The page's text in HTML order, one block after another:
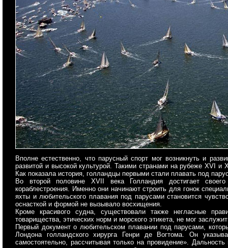
Вполне естественно, что парусный спорт мог возникнуть и
развитой и высокой культурой. Такими странами на рубеже XVI
Как показала история, голландцы первыми стали плавать под
Во второй половине XVII века Голландия достигает
кораблестроения. Именно они начинают строить для гонок
яхты и любительского плавания под парусами становится
оснасткой и формой не вызывало восхищения.
Кроме красивого судна, существовали также негласные
товарищества, этических норм и морского этикета, не мог
Первый документ о любительском плавании под парусами,
Лондона голландского хирурга Генри де Вогтома. Он
самостоятельно, рассчитывая только на провидение».